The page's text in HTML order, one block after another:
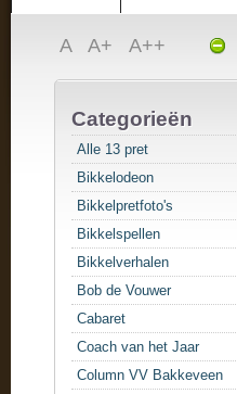
A A+ A++
Categorieën
Alle 13 pret
Bikkelodeon
Bikkelpretfoto's
Bikkelspellen
Bikkelverhalen
Bob de Vouwer
Cabaret
Coach van het Jaar
Column VV Bakkeveen